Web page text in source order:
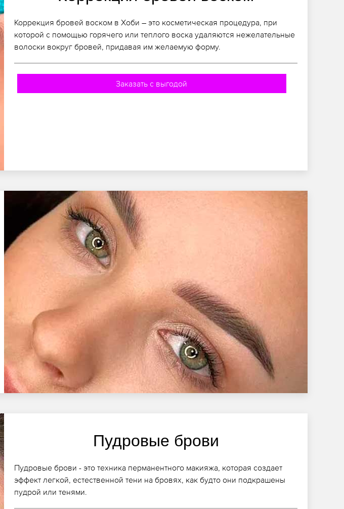
Коррекция бровей воском в Хоби – это косметическая процедура, при
которой с помощью горячего или теплого воска удаляются нежелательные
волоски вокруг бровей, придавая им желаемую форму.
Заказать с выгодой
Пудровые брови
Пудровые брови - это техника перманентного макияжа, которая создает
эффект легкой, естественной тени на бровях, как будто они подкрашены
пудрой или тенями.